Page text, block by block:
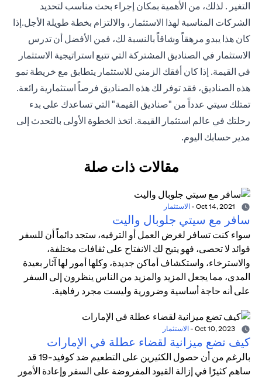
التغير . لذلك، من الأهمية بمكان إجراء بحث مناسب لتحديد
الشركات المناسبة لهذا الاستثمار، والالتزام بخطة طويلة الأجل.إذا
كان هذا يبدو مرهقاً وشاقاً بالنسبة لك، فمن الأفضل أن تدرس
الاستثمار في الصناديق المشتركة التي تتبع استراتيجية الاستثمار
في القيمة. إذا كان أفقك الزمني للاستثمار يتطابق مع خريطة نمو
هذه الصناديق، فقد توفر لك هذه الصناديق فرصاً استثمارية رائعة.
تمتلك سيتي عدداً من "صناديق القيمة" التي تساعدك على بدء
رحلتك في عالم استثمار القيمة. اتخذ الخطوة الأولى بالتحدث إلى
مدير حسابك اليوم.
مقالات ذات صلة
- الاستثمار
سافر مع سيتي جلوبال واليت
سواء كنت تسافر لغرض العمل أو الترفيه، ستجد دائماً أن للسفر
فوائد لا تحصى، فهو يتيح لك الانفتاح على ثقافات مختلفة،
والاسترخاء، واستكشاف أماكن جديدة، وكلها أمور لها آثار بعيدة
المدى، مما يجعل المزيد والمزيد من الناس ينظرون إلى السفر
على أنه حاجة أساسية وضرورية وليست مجرد رفاهية.
- الاستثمار
كيف تضع ميزانية لقضاء عطلة في الإمارات
بالرغم من أن حصول الكثيرين على التطعيم ضد كوفيد-19 قد
ساهم كثيرًا في إزالة القيود المفروضة على السفر وإعادة الأمور